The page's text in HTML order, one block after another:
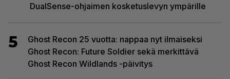
DualSense-ohjaimen kosketuslevyn ympärille
5
Ghost Recon 25 vuotta: nappaa nyt ilmaiseksi
Ghost Recon: Future Soldier sekä merkittävä
Ghost Recon Wildlands -päivitys